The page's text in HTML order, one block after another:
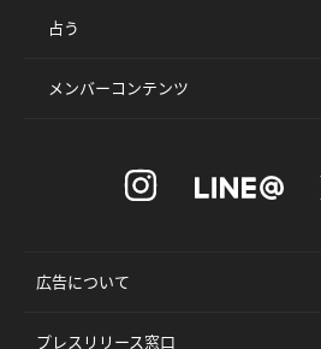
占う
メンバーコンテンツ
広告について
プレスリリース窓口